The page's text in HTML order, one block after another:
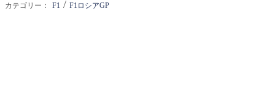
カテゴリー： F1 / F1ロシアGP